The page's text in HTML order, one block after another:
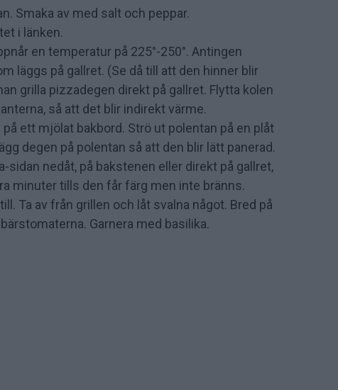
Smaka av med salt och peppar.
i länken.
en temperatur på 225°-250°. Antingen
läggs på gallret. (Se då till att den hinner blir
grilla pizzadegen direkt på gallret. Flytta kolen
så att det blir indirekt värme.
ett mjölat bakbord. Strö ut polentan på en plåt
degen på polentan så att den blir lätt panerad.
sidan nedåt, på bakstenen eller direkt på gallret,
minuter tills den får färg men inte bränns.
Ta av från grillen och låt svalna något. Bred på
Garnera med basilika.